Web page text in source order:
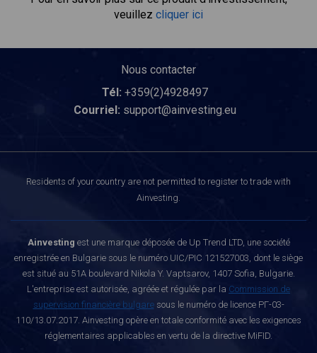
veuillez cliquer ici
Nous contacter
Tél: +359(2)4928497
Courriel: support@ainvesting.eu
Residents of your country are not permitted to register to trade with
Ainvesting.
Ainvesting est une marque déposée de Up Trend LTD, une société
enregistrée en Bulgarie sous le numéro UIC/PIC 121527003, dont le siège
est situé au 51A boulevard Nikola Y. Vaptsarov, 1407 Sofia, Bulgarie.
L'entreprise est autorisée, agréée et régulée par la Commission de
supervision financière bulgaresous le numéro de licence РГ-03-
110/13.07.2017. Ainvesting opère en totale conformité avec les exigences
réglementaires applicables en vertu de la directive MiFID.